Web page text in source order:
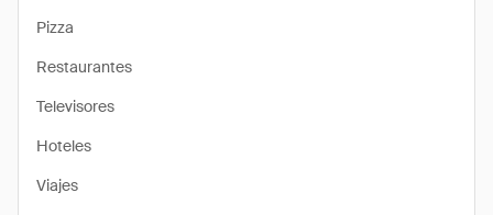
Pizza
Restaurantes
Televisores
Hoteles
Viajes